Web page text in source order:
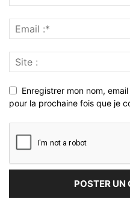
Enregistrer mon nom,
pour la prochaine fois que je